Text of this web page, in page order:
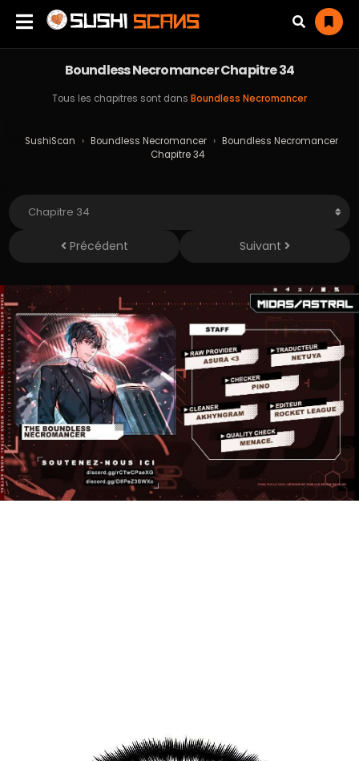
Boundless Necromancer Chapitre 34
Tous les chapitres sont dans Boundless Necromancer
SushiScan › Boundless Necromancer › Boundless Necromancer
Chapitre 34
Précédent Suivant